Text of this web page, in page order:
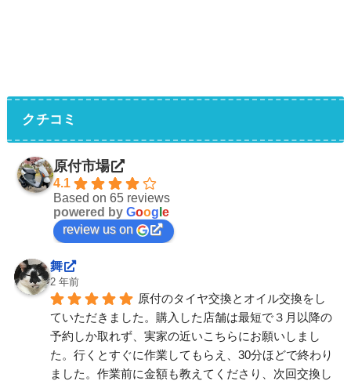
クチコミ
原付市場
4.1
Based on 65 reviews
powered by Goog e
review us on
舞
2 年前
原付のタイヤ交換とオイル交換をし
ていただきました。購入した店舗は最短で３月以降の
予約しか取れず、実家の近いこちらにお願いしまし
た。行くとすぐに作業してもらえ、30分ほどで終わり
ました。作業前に金額も教えてくださり、次回交換し